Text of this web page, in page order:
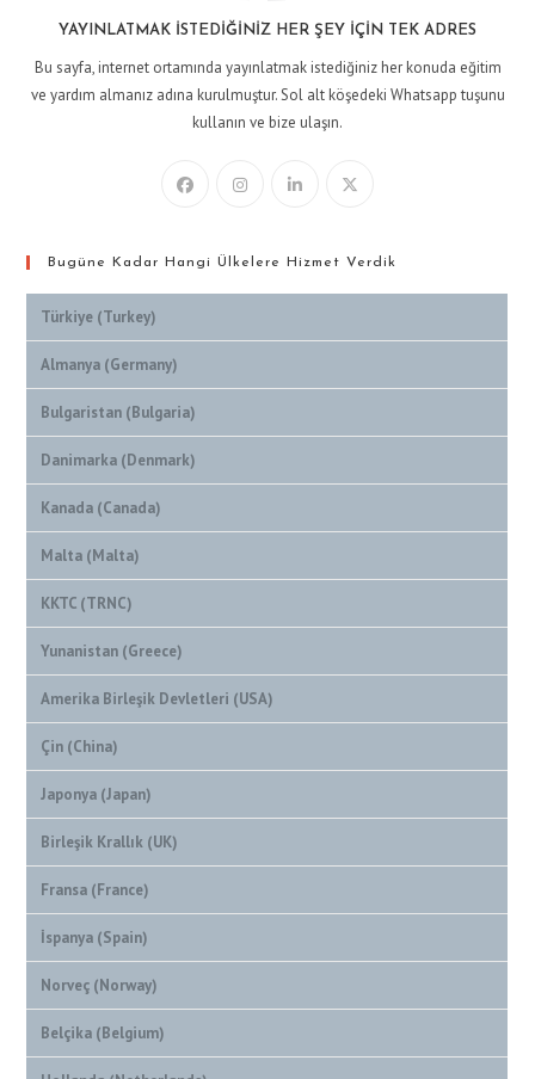
YAYINLATMAK İSTEDIĞINIZ HER ŞEY İÇIN TEK ADRES
Bu sayfa, internet ortamında yayınlatmak istediğiniz her konuda eğitim
ve yardım almanız adına kurulmuştur. Sol alt köşedeki Whatsapp tuşunu
kullanın ve bize ulaşın.
Bugüne Kadar Hangi Ülkelere Hizmet Verdik
Türkiye (Turkey)
Almanya (Germany)
Bulgaristan (Bulgaria)
Danimarka (Denmark)
Kanada (Canada)
Malta (Malta)
KKTC (TRNC)
Yunanistan (Greece)
Amerika Birleşik Devletleri (USA)
Çin (China)
Japonya (Japan)
Birleşik Krallık (UK)
Fransa (France)
İspanya (Spain)
Norveç (Norway)
Belçika (Belgium)